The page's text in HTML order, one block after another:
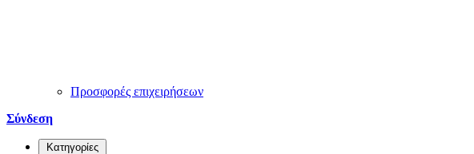
Προσφορές επιχειρήσεων
Σύνδεση
Κατηγορίες